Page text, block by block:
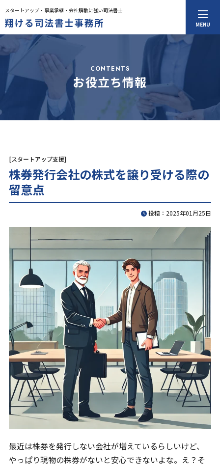
スタートアップ・事業承継・会社解散に強い司法書士
MENU
CONTENTS
お役立ち情報
[スタートアップ支援]
株券発行会社の株式を譲り受ける際の
留意点
投稿：2025年01月25日
最近は株券を発行しない会社が増えているらしいけど、
やっぱり現物の株券がないと安心できないよな。え？そ
トップページ
事務所案内
司法書士紹介
料金一覧
コラム
お知らせ
お役立ち情報
お問合せ
CONTACT
お問合せ
ご質問やご相談がございましたら、
お気軽にお問合せください。
070-9129-2138
平日9時～20時（土日祝日は事前予約で対応）
メールから相談する
24時間365日受付
Chatworkから相談する
コンタクト追加後お問合せください。